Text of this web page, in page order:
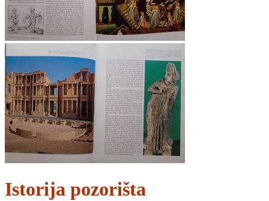
Istorija pozorišta